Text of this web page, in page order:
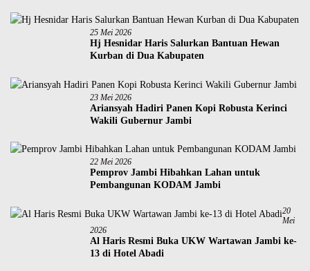
25 Mei 2026
Hj Hesnidar Haris Salurkan Bantuan Hewan
Kurban di Dua Kabupaten
23 Mei 2026
Ariansyah Hadiri Panen Kopi Robusta Kerinci
Wakili Gubernur Jambi
22 Mei 2026
Pemprov Jambi Hibahkan Lahan untuk
Pembangunan KODAM Jambi
20
Mei
2026
Al Haris Resmi Buka UKW Wartawan Jambi ke-
13 di Hotel Abadi